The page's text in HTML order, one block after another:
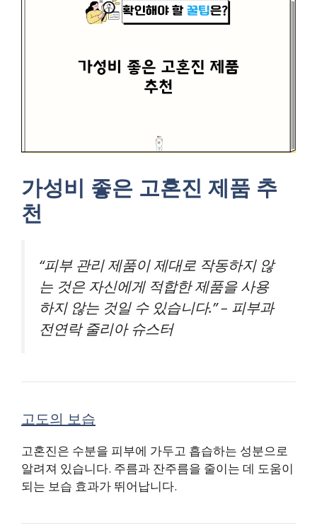
가성비 좋은 고혼진 제품 추
천
“피부 관리 제품이 제대로 작동하지 않
는 것은 자신에게 적합한 제품을 사용
하지 않는 것일 수 있습니다.” – 피부과
전연락 줄리아 슈스터
고도의 보습
고혼진은 수분을 피부에 가두고 흡습하는 성분으로
알려져 있습니다. 주름과 잔주름을 줄이는 데 도움이
되는 보습 효과가 뛰어납니다.